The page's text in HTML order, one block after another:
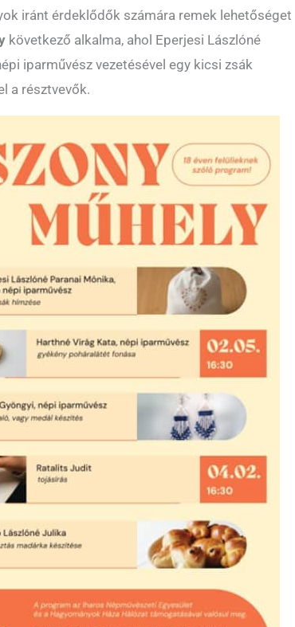
iránt érdeklődők számára remek lehetőséget
következő alkalma, ahol Eperjesi Lászlóné
iparművész vezetésével egy kicsi zsák
a résztvevők.